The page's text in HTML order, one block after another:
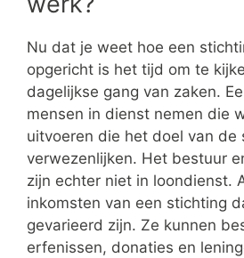
Nu dat je weet hoe een
opgericht is het tijd om te
dagelijkse gang van zaken.
mensen in dienst nemen die
uitvoeren die het doel van de
verwezenlijken. Het bestuur
zijn echter niet in loondienst.
inkomsten van een stichting
gevarieerd zijn. Ze kunnen
erfenissen, donaties en